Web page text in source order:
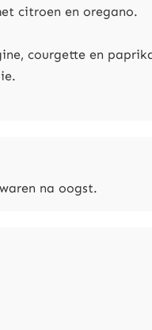
citroen en oregano.
courgette en
na oogst.